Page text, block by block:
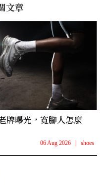
文章
牌曝光，寬腳人怎麼
06 Aug 2026 shoes